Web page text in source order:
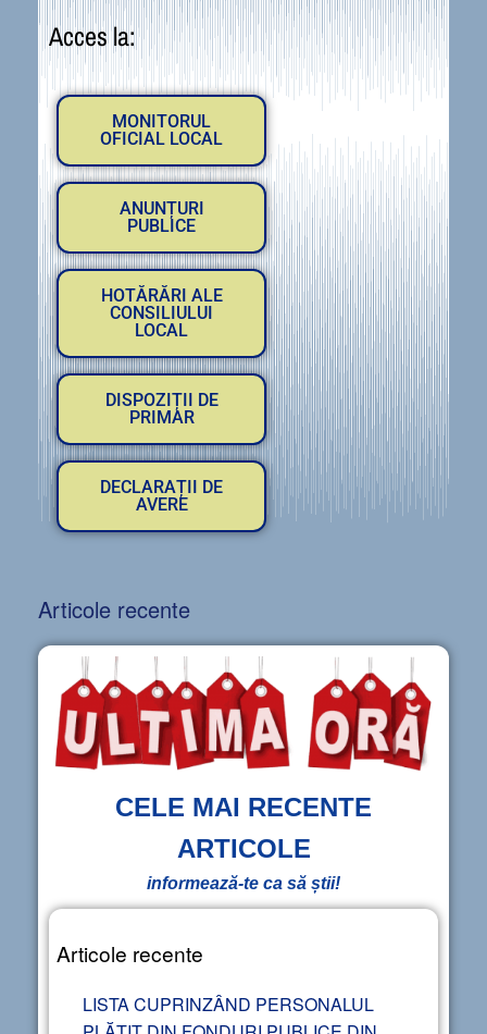
Acces la:
MONITORUL
OFICIAL LOCAL
ANUNȚURI
PUBLICE
HOTĂRĂRI ALE
CONSILIULUI
LOCAL
DISPOZIȚII DE
PRIMAR
DECLARAȚII DE
AVERE
Articole recente
CELE MAI RECENTE
ARTICOLE
informează-te ca să știi!
Articole recente
LISTA CUPRINZÂND PERSONALUL